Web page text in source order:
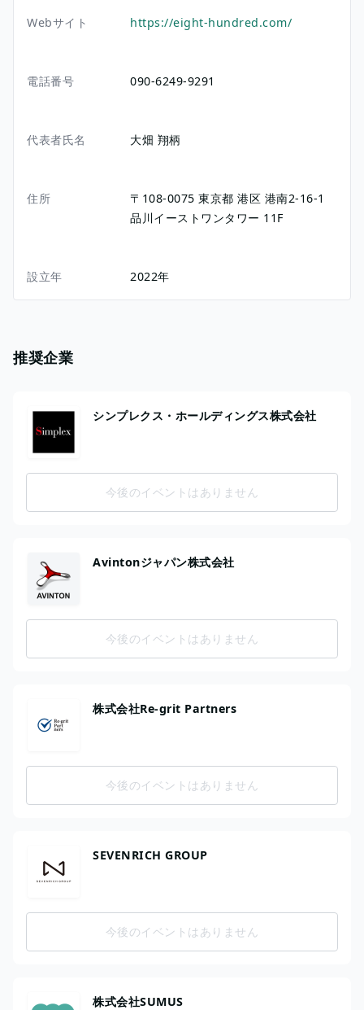
Webサイト https://eight-hundred.com/
電話番号 090-6249-9291
代表者氏名 大畑 翔柄
住所 〒108-0075東京都港区 港南2-16-1
品川イーストワンタワー 11F
設立年 2022年
推奨企業
シンプレクス・ホールディングス株式会社
今後のイベントはありません
Avintonジャパン株式会社
今後のイベントはありません
株式会社Re-grit Partners
今後のイベントはありません
SEVENRICH GROUP
今後のイベントはありません
株式会社SUMUS